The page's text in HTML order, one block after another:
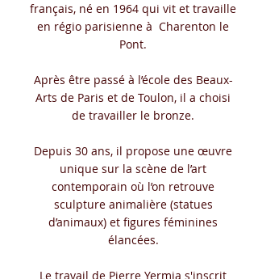
français, né en 1964 qui vit et travaille
en régio parisienne à Charenton le
Pont.
Après être passé à l’école des Beaux-
Arts de Paris et de Toulon, il a choisi
de travailler le bronze.
Depuis 30 ans, il propose une œuvre
unique sur la scène de l’art
contemporain où l’on retrouve
sculpture animalière (statues
d’animaux) et figures féminines
élancées.
Le travail de Pierre Yermia s'inscrit